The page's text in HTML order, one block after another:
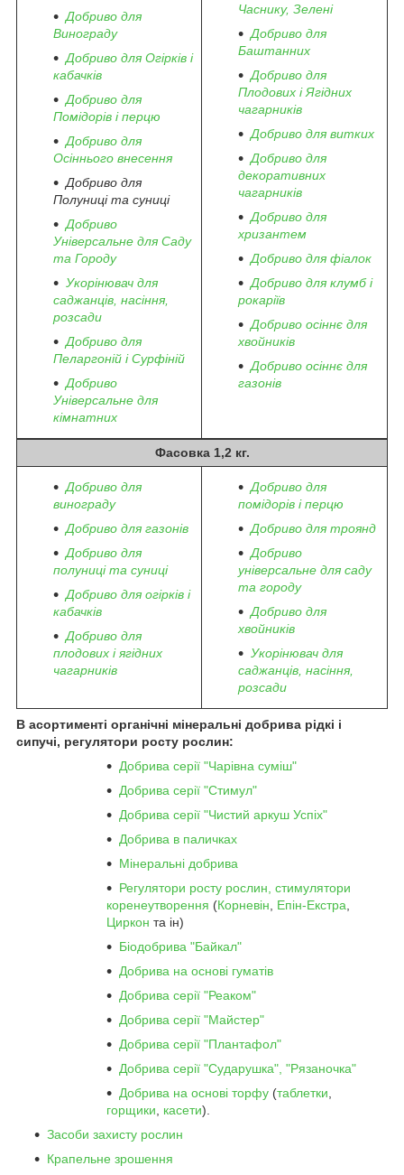
Добриво для
Винограду
Добриво для Огірків і
кабачків
Добриво для
Помідорів і перцю
Добриво для
Осіннього внесення
Добриво для
Полуниці та суниці
Добриво
Універсальне для Саду
та Городу
Укорінювач для
саджанців, насіння,
розсади
Добриво для
Пеларгоній і Сурфіній
Добриво
Універсальне для
кімнатних
Часнику, Зелені
Добриво для
Баштанних
Добриво для
Плодових і Ягідних
чагарників
Добриво для витких
Добриво для
декоративних
чагарників
Добриво для
хризантем
Добриво для фіалок
Добриво для клумб і
рокаріїв
Добриво осіннє для
хвойників
Добриво осіннє для
газонів
Фасовка 1,2 кг.
Добриво для
винограду
Добриво для газонів
Добриво для
полуниці та суниці
Добриво для огірків і
кабачків
Добриво для
плодових і ягідних
чагарників
Добриво для
помідорів і перцю
Добриво для троянд
Добриво
універсальне для саду
та городу
Добриво для
хвойників
Укорінювач для
саджанців, насіння,
розсади
В асортименті органічні мінеральні добрива рідкі і
сипучі, регулятори росту рослин:
Добрива серії "Чарівна суміш"
Добрива серії "Стимул"
Добрива серії "Чистий аркуш Успіх"
Добрива в паличках
Мінеральні добрива
Регулятори росту рослин, стимулятори
коренеутворення (Корневін, Епін-Екстра,
Циркон та ін)
Біодобрива "Байкал"
Добрива на основі гуматів
Добрива серії "Реаком"
Добрива серії "Майстер"
Добрива серії "Плантафол"
Добрива серії "Сударушка", "Рязаночка"
Добрива на основі торфу (таблетки,
горщики, касети).
Засоби захисту рослин
Крапельне зрошення